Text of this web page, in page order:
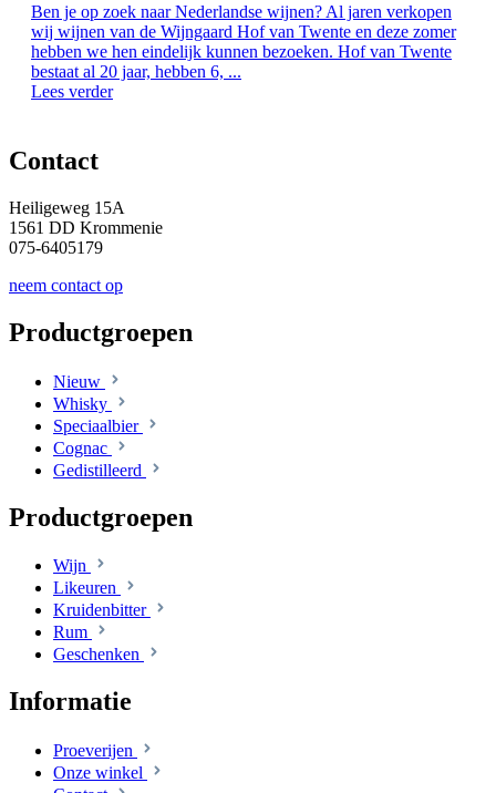
Ben je op zoek naar Nederlandse wijnen? Al jaren verkopen
wij wijnen van de Wijngaard Hof van Twente en deze zomer
hebben we hen eindelijk kunnen bezoeken. Hof van Twente
bestaat al 20 jaar, hebben 6, ...
Lees verder
Contact
Heiligeweg 15A
1561 DD Krommenie
075-6405179
neem contact op
Productgroepen
Nieuw
Whisky
Speciaalbier
Cognac
Gedistilleerd
Productgroepen
Wijn
Likeuren
Kruidenbitter
Rum
Geschenken
Informatie
Proeverijen
Onze winkel